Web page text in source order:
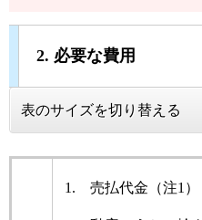
2. 必要な費用
表のサイズを切り替える
1. 売払代金（注1）